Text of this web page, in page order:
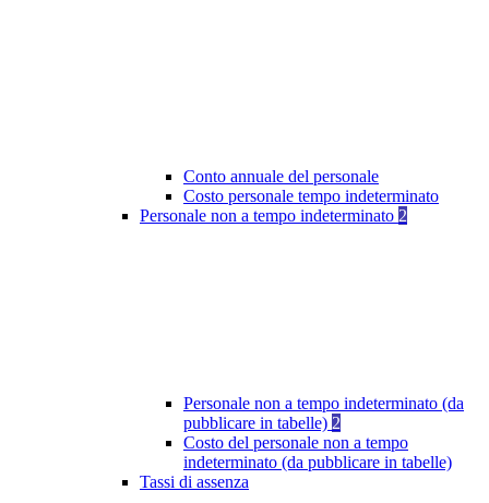
Conto annuale del personale
Costo personale tempo indeterminato
Personale non a tempo indeterminato 2
Personale non a tempo indeterminato (da
pubblicare in tabelle) 2
Costo del personale non a tempo
indeterminato (da pubblicare in tabelle)
Tassi di assenza